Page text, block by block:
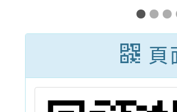
計課程教師研
頁